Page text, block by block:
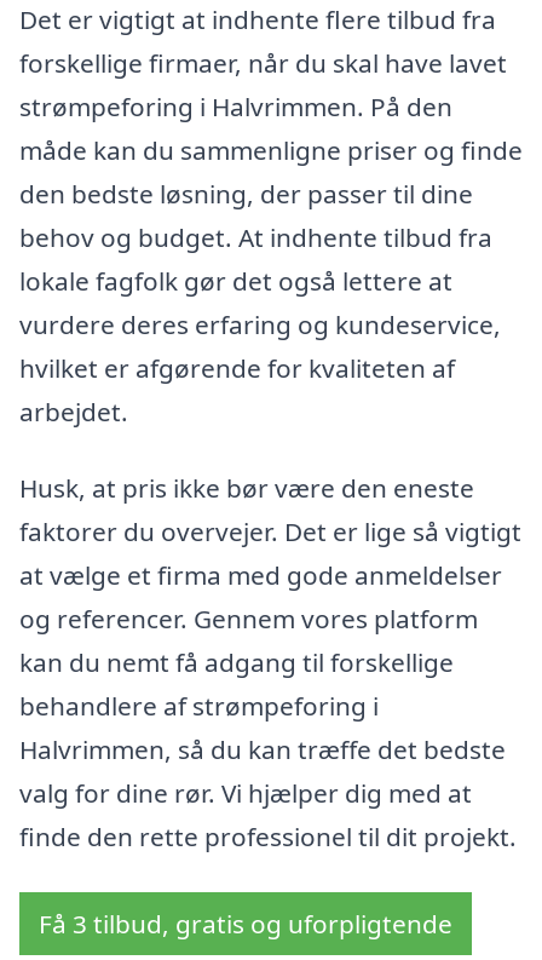
Det er vigtigt at indhente flere tilbud fra
forskellige firmaer, når du skal have lavet
strømpeforing i Halvrimmen. På den
måde kan du sammenligne priser og finde
den bedste løsning, der passer til dine
behov og budget. At indhente tilbud fra
lokale fagfolk gør det også lettere at
vurdere deres erfaring og kundeservice,
hvilket er afgørende for kvaliteten af
arbejdet.
Husk, at pris ikke bør være den eneste
faktorer du overvejer. Det er lige så vigtigt
at vælge et firma med gode anmeldelser
og referencer. Gennem vores platform
kan du nemt få adgang til forskellige
behandlere af strømpeforing i
Halvrimmen, så du kan træffe det bedste
valg for dine rør. Vi hjælper dig med at
finde den rette professionel til dit projekt.
Få 3 tilbud, gratis og uforpligtende